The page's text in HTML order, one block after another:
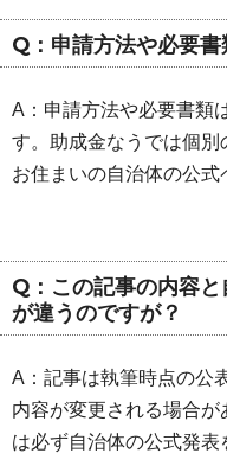
Q：申請方法や必要
A：申請方法や必要書類
す。助成金なうでは個
お住まいの自治体の公式
Q：この記事の内容
が違うのですが？
A：記事は執筆時点の公
内容が変更される場合
は必ず自治体の公式発表